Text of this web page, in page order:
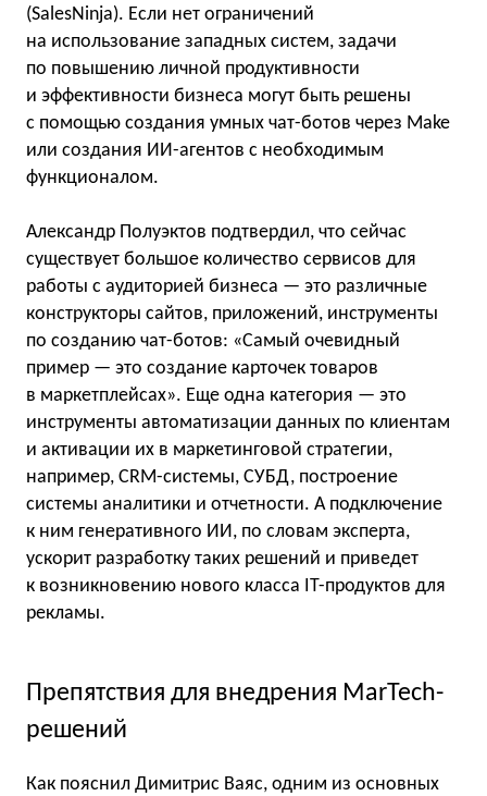
(SalesNinja). Если нет ограничений
на использование западных систем, задачи
по повышению личной продуктивности
и эффективности бизнеса могут быть решены
с помощью создания умных чат-ботов через Make
или создания ИИ-агентов с необходимым
функционалом.
Александр Полуэктов подтвердил, что сейчас
существует большое количество сервисов для
работы с аудиторией бизнеса — это различные
конструкторы сайтов, приложений, инструменты
по созданию чат-ботов: «Самый очевидный
пример — это создание карточек товаров
в маркетплейсах». Еще одна категория — это
инструменты автоматизации данных по клиентам
и активации их в маркетинговой стратегии,
например, CRM-системы, СУБД, построение
системы аналитики и отчетности. А подключение
к ним генеративного ИИ, по словам эксперта,
ускорит разработку таких решений и приведет
к возникновению нового класса IT-продуктов для
рекламы.
Препятствия для внедрения MarTech-
решений
Как пояснил Димитрис Ваяс, одним из основных